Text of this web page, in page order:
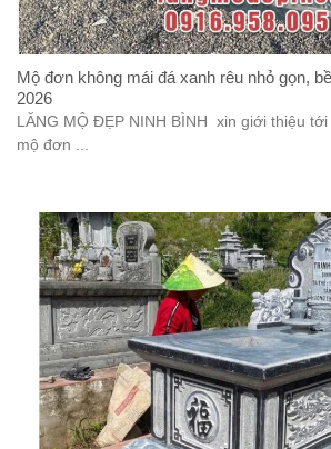
Mộ đơn không mái đá xanh rêu nhỏ gọn,
2026
LĂNG MỘ ĐẸP NINH BÌNH xin giới thiệu
mộ đơn ...